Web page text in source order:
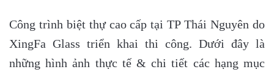
Công trình biệt thự cao cấp tại TP Thái Nguyên do
XingFa Glass triển khai thi công. Dưới đây là
những hình ảnh thực tế & chi tiết các hạng mục